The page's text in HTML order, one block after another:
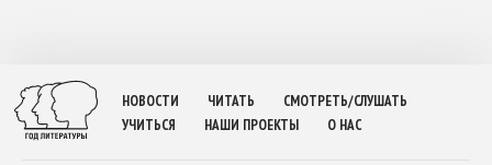
НОВОСТИ ЧИТАТЬ
СМОТРЕТЬ/СЛУШАТЬ
УЧИТЬСЯ
НАШИ ПРОЕКТЫ О НАС